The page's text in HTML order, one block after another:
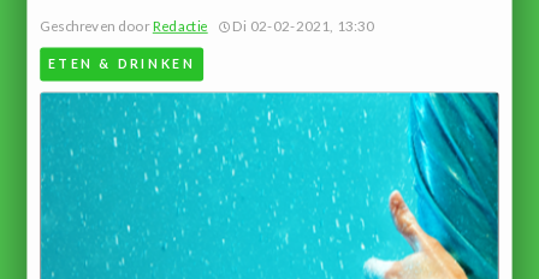
Geschreven doorRedactie Di 02-02-2021, 13:30
ETEN & DRINKEN